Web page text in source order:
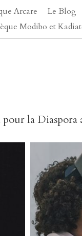
Arcare Le Blog
Modibo et
la